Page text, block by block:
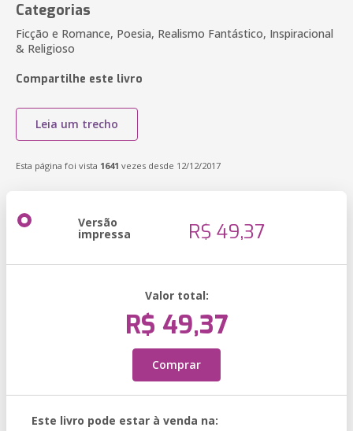
Categorias
Ficção e Romance, Poesia, Realismo Fantástico, Inspiracional
& Religioso
Compartilhe este livro
Leia um trecho
Esta página foi vista 1641 vezes desde 12/12/2017
Versão
impressa R$ 49,37
Valor total:
R$ 49,37
Comprar
Este livro pode estar à venda na: